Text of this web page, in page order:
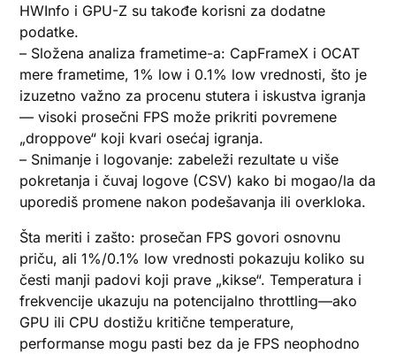
HWInfo i GPU-Z su takođe korisni za dodatne
podatke.
– Složena analiza frametime-a: CapFrameX i OCAT
mere frametime, 1% low i 0.1% low vrednosti, što je
izuzetno važno za procenu stutera i iskustva igranja
— visoki prosečni FPS može prikriti povremene
„droppove“ koji kvari osećaj igranja.
– Snimanje i logovanje: zabeleži rezultate u više
pokretanja i čuvaj logove (CSV) kako bi mogao/la da
uporediš promene nakon podešavanja ili overkloka.
Šta meriti i zašto: prosečan FPS govori osnovnu
priču, ali 1%/0.1% low vrednosti pokazuju koliko su
česti manji padovi koji prave „kikse“. Temperatura i
frekvencije ukazuju na potencijalno throttling—ako
GPU ili CPU dostižu kritične temperature,
performanse mogu pasti bez da je FPS neophodno